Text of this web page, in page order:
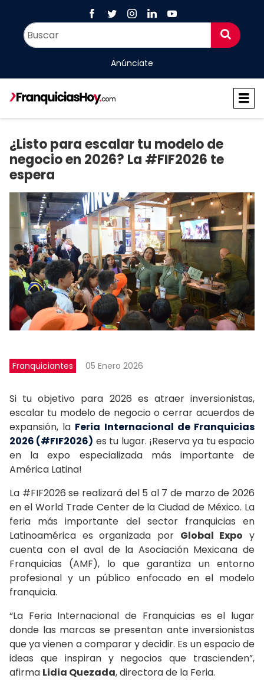
Anúnciate
¿Listo para escalar tu modelo de
negocio en 2026? La #FIF2026 te
espera
Franquiciantes 05 Enero 2026
Si tu objetivo para 2026 es atraer inversionistas,
escalar tu modelo de negocio o cerrar acuerdos de
expansión, la Feria Internacional de Franquicias
2026 (#FIF2026) es tu lugar. ¡Reserva ya tu espacio
en la expo especializada más importante de
América Latina!
La #FIF2026 se realizará del 5 al 7 de marzo de 2026
en el World Trade Center de la Ciudad de México. La
feria más importante del sector franquicias en
Latinoamérica es organizada por Global Expo y
cuenta con el aval de la Asociación Mexicana de
Franquicias (AMF), lo que garantiza un entorno
profesional y un público enfocado en el modelo
franquicia.
“La Feria Internacional de Franquicias es el lugar
donde las marcas se presentan ante inversionistas
que ya vienen a comparar y decidir. Es un espacio de
ideas que inspiran y negocios que trascienden”,
afirma Lidia Quezada, directora de la Feria.